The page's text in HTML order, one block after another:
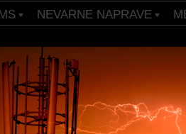
NEVARNE NAPRAVE